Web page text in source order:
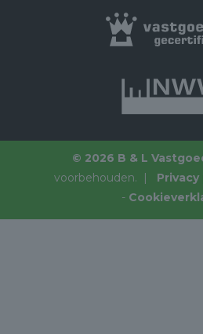
© 2026 B & L
voorbehouden. |
-